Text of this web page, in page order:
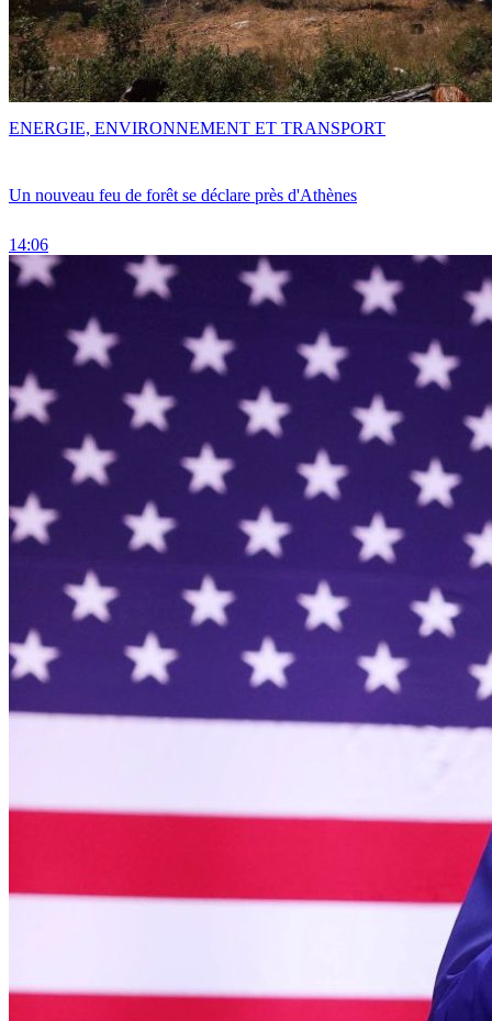
Un nouveau feu de forêt se déclare près d'Athènes
14:06
ENERGIE, ENVIRONNEMENT ET TRANSPORT